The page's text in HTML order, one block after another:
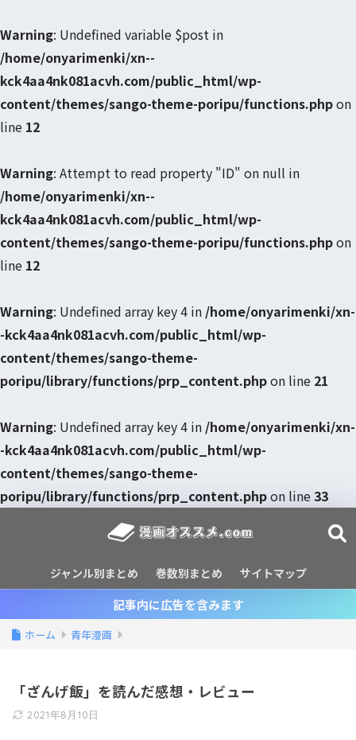
Warning: Undefined variable $post in
/home/onyarimenki/xn--
kck4aa4nk081acvh.com/public_html/wp-
content/themes/sango-theme-poripu/functions.phpon
line 12
Warning: Attempt to read property "ID" on null in
/home/onyarimenki/xn--
kck4aa4nk081acvh.com/public_html/wp-
content/themes/sango-theme-poripu/functions.phpon
line 12
Warning: Undefined array key 4 in /home/onyarimenki/xn-
-kck4aa4nk081acvh.com/public_html/wp-
content/themes/sango-theme-
poripu/library/functions/prp_content.phpon line 21
Warning: Undefined array key 4 in /home/onyarimenki/xn-
-kck4aa4nk081acvh.com/public_html/wp-
content/themes/sango-theme-
poripu/library/functions/prp_content.phpon line33
ジャンル別まとめ 巻数別まとめ サイトマップ
記事内に広告を含みます
ホーム 青年漫画
「ざんげ飯」を読んだ感想・レビュー
2021年8月10日